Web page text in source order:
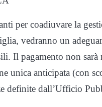
per coadiuvare la
vedranno un
Il pagamento non
unica anticipata (con
definite dall’Ufficio